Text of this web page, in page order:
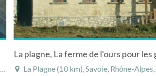
La plagne, La ferme de l'ours pour
La Plagne (10 km), Savoie, Rhône-